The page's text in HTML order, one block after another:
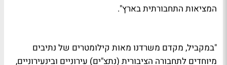
המציאות התחבורתית בארץ".
"במקביל, מקדם משרדנו מאות קילומטרים של נתיבים
מיוחדים לתחבורה הציבורית (נתצ"ים) עירוניים ובינעירוניים,